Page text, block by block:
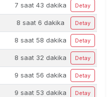
7 saat 43 dakika Detay
8 saat 6 dakika Detay
8 saat 58 dakika Detay
8 saat 32 dakika Detay
9 saat 56 dakika Detay
9 saat 53 dakika Detay